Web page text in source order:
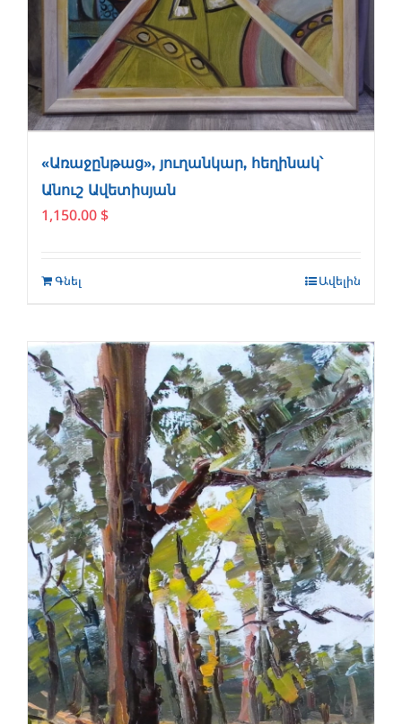
«Առաջընթաց», յուղանկար, հեղինակ՝
Անուշ Ավետիսյան
1,150.00 $
Գնել Ավելին